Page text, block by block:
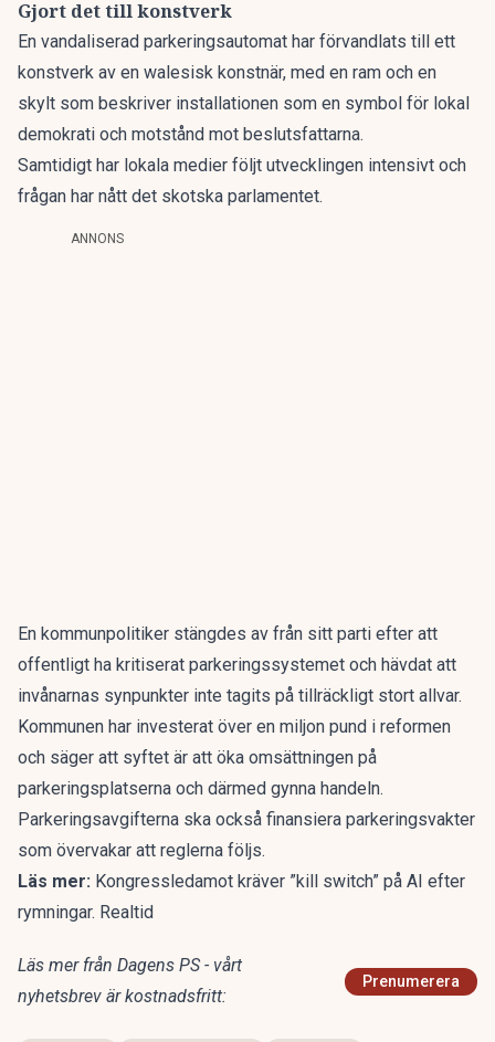
Gjort det till konstverk
En vandaliserad parkeringsautomat har förvandlats till ett
konstverk av en walesisk konstnär, med en ram och en
skylt som beskriver installationen som en symbol för lokal
demokrati och motstånd mot beslutsfattarna.
Samtidigt har lokala medier följt utvecklingen intensivt och
frågan har nått det skotska parlamentet.
ANNONS
En kommunpolitiker stängdes av från sitt parti efter att
offentligt ha kritiserat parkeringssystemet och hävdat att
invånarnas synpunkter inte tagits på tillräckligt stort allvar.
Kommunen har investerat över en miljon pund i reformen
och säger att syftet är att öka omsättningen på
parkeringsplatserna och därmed gynna handeln.
Parkeringsavgifterna ska också finansiera parkeringsvakter
som övervakar att reglerna följs.
Läs mer: Kongressledamot kräver ”kill switch” på AI efter
rymningar. Realtid
Läs mer från Dagens PS - vårt
nyhetsbrev är kostnadsfritt:
Prenumerera